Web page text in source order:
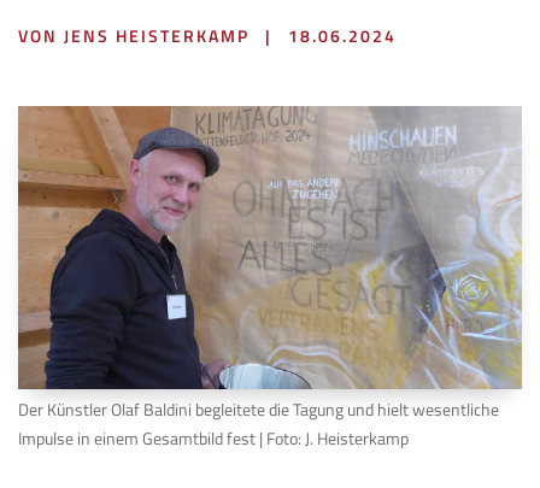
VON JENS HEISTERKAMP | 18.06.2024
Der Künstler Olaf Baldini begleitete die Tagung und hielt wesentliche
Impulse in einem Gesamtbild fest | Foto: J. Heisterkamp